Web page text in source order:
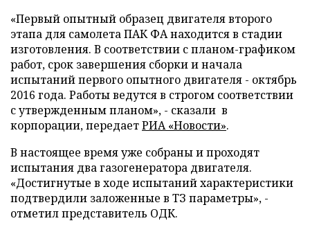
«Первый опытный образец двигателя второго
этапа для самолета ПАК ФА находится в стадии
изготовления. В соответствии с планом-графиком
работ, срок завершения сборки и начала
испытаний первого опытного двигателя - октябрь
2016 года. Работы ведутся в строгом соответствии
с утвержденным планом», - сказали в
корпорации, передаетРИА «Новости».
В настоящее время уже собраны и проходят
испытания два газогенератора двигателя.
«Достигнутые в ходе испытаний характеристики
подтвердили заложенные в ТЗ параметры», -
отметил представитель ОДК.